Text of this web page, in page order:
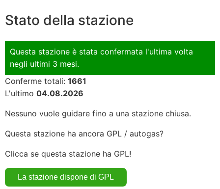
Stato della stazione
Questa stazione è stata confermata l'ultima volta
negli ultimi 3 mesi.
Conferme totali: 1661
L'ultimo 04.08.2026
Nessuno vuole guidare fino a una stazione chiusa.
Questa stazione ha ancora GPL / autogas?
Clicca se questa stazione ha GPL!